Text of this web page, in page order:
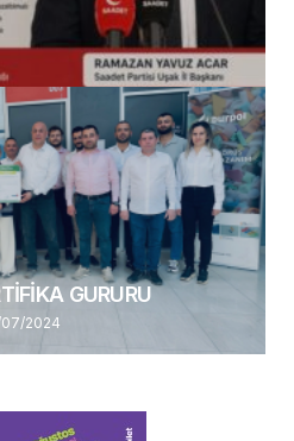
07/2026
GURURU
07/2024